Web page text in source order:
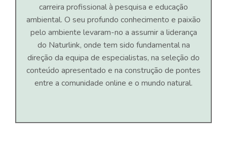
carreira profissional à pesquisa e educação
ambiental. O seu profundo conhecimento e paixão
pelo ambiente levaram-no a assumir a liderança
do Naturlink, onde tem sido fundamental na
direção da equipa de especialistas, na seleção do
conteúdo apresentado e na construção de pontes
entre a comunidade online e o mundo natural.